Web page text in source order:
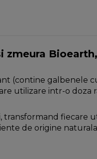
zmeura
(contine galbenele
utilizare intr-o doza
transformand fiecare
de origine